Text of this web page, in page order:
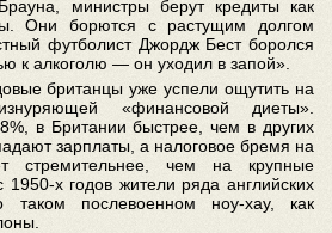
министры берут кредиты как
Они борются с растущим долгом
футболист Джордж Бест боролся
к алкоголю — он уходил в запой».
британцы уже успели ощутить на
«финансовой диеты».
в Британии быстрее, чем в других
зарплаты, а налоговое бремя на
стремительнее, чем на крупные
х годов жители ряда английских
таком послевоенном ноу-хау, как